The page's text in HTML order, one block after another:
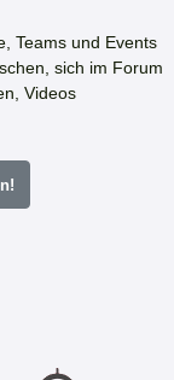
Teams und Events
sich im Forum
Videos